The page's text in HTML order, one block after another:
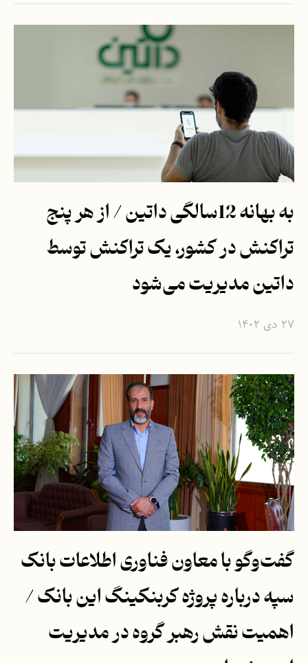
به بهانه 12سالگی داتین / از هر پنج
تراکنش در کشور، یک تراکنش‌ توسط
داتین مدیریت می‌شود
۲۷ دی ۱۴۰۲
گفت‌وگو با معاون فناوری اطلاعات بانک
سپه درباره پروژه کربنکینگ این بانک /
اهمیت نقش رهبر گروه در مدیریت